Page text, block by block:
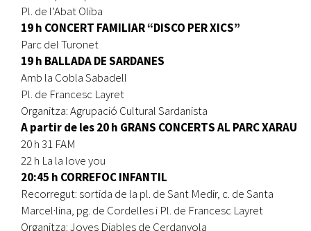
Pl. de l’Abat Oliba
19 h CONCERT FAMILIAR “DISCO PER XICS”
Parc del Turonet
19 h BALLADA DE SARDANES
Amb la Cobla Sabadell
Pl. de Francesc Layret
Organitza: Agrupació Cultural Sardanista
A partir de les 20 h GRANS CONCERTS AL PARC XARAU
20 h 31 FAM
22 h La la love you
20:45 h CORREFOC INFANTIL
Recorregut: sortida de la pl. de Sant Medir, c. de Santa
Marcel·lina, pg. de Cordelles i Pl. de Francesc Layret
Organitza: Joves Diables de Cerdanyola